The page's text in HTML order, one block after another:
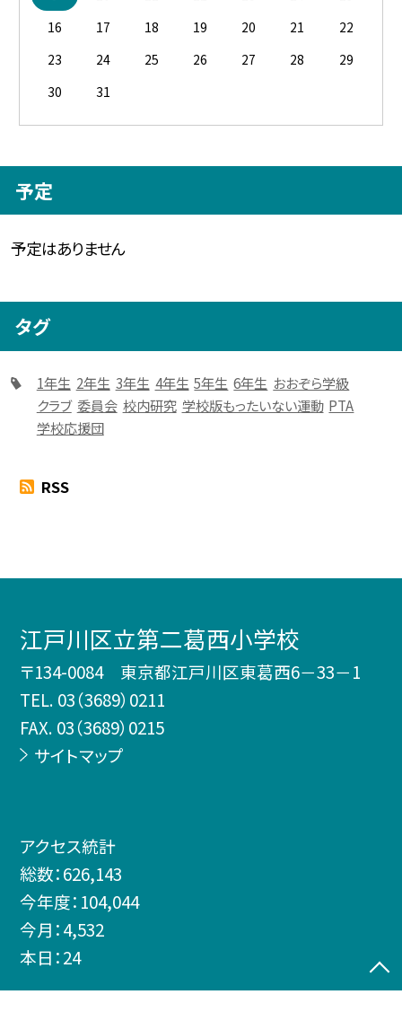
16
17 18 19 20 21
22
23
24 25 26 27 28
29
30
31
予定
予定はありません
タグ
1年生 2年生 3年生 4年生 5年生 6年生 おおぞら学級
クラブ 委員会 校内研究 学校版もったいない運動 PTA
学校応援団
RSS
江戸川区立第二葛西小学校
〒134-0084 東京都江戸川区東葛西6－33－1
TEL. 03（3689）0211
FAX. 03（3689）0215
サイトマップ
アクセス統計
総数：626,143
今年度： 104,044
今月：4,532
本日：24